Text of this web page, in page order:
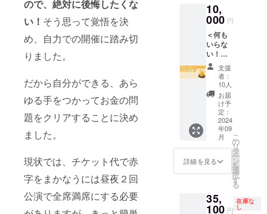
ので、絶対に後悔したくな
い！ そう思って覚悟を決
め、自力での開催に踏み切
りました。
だから自分ができる、あら
ゆる手をつかってお金の問
題をクリアすることに決め
ました。
現状では、チケット代で赤
字をまかなうには昼夜２回
公演で全席満席にする必要
ご指定
のご住
所へ送
付：[２]
[３][５]
[６][７]
[10][12]
[14][15]
◆ 備考
欄記載
内容：
必ず備
考欄に
[３][11]
[13]に
記載す
るお名
前を
【全角
以内】
でご記
ありま
す。そ
の際は
活動報
告にて
事前に
ご連絡
します
が、何
卒ご容
赦くだ
さい。
◆ お届
け方
法： ・
IREメッ
セージ
[４][８]
・ご指
る可能
性があ
す。そ
の際は
活動報
告にて
事前に
ご連絡
します
が、何
卒ご容
赦くだ
さい。
◆ お届
法： ・
CAMPF
IREメッ
機能で
送付：
・2024
年９
月：[４]
・2025
年１月
～２月
初旬：
[２][14]
[16] ・
2025年
４月：
[８] ※コ
ンサー
ト準備
のた
め、リ
ターン
る可能
性があ
フレッ
ト [14]
光る
LEDリ
ストバ
ンド
[15] 記
念オル
ゴール
[17] チ
ケット
（前列
ブロッ
ク）※特
典付き
[19] 握
手会 参
「リ
ターン
望者向
けコン
サル ※
番号は
本文の
「リ
ターン
紹介」
と共通
です。
◆ 開始
予定：
お互い
のスケ
ジュー
ルを相
談の上
絡方
法： ご
https://
note.co
m/previ
ew/n37
bb919e
2212?
prev_a
ccess_
key=da
5985c0
4e3cc0
c91c80
69a16b
dc6d0a
◆ 内容
物：
[25] あ
クオリ
ティに
10,
000 円
＜何も
いらな
い！た
だただ
応援！
いらな
いとの
ことで
すが、
せめて
お礼
メッ
セージ
だけで
も送ら
ださ
い！ ◆
支援
者：
10人
お届
け予
定：
2024
年09
月
詳細を見る
こ
の
リ
タ
ー
ン
を
選
択
す
る
35,
100 円
在庫な
し